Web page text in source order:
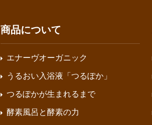
商品について
エナーヴオーガニック
うるおい入浴液「つるぽか」
つるぽかが生まれるまで
酵素風呂と酵素の力